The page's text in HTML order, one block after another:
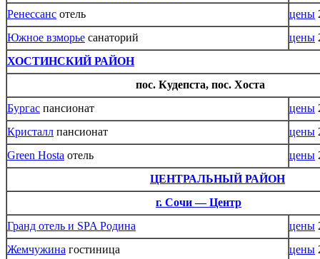
Ренессанс отель цены
Южное взморье санаторий цены
ХОСТИНСКИЙ РАЙОН
пос. Кудепста, пос. Хоста
Бургас пансионат цены
Кристалл пансионат цены
Green Hosta отель цены
ЦЕНТРАЛЬНЫЙ РАЙОН
г. Сочи — Центр
Гранд отель и SPA Родина
цены
Жемчужина гостиница цены